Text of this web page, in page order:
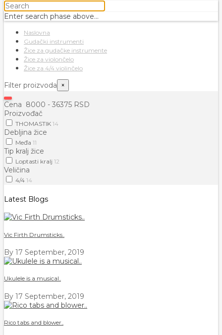
Enter search phase above...
Naslovna
Gudački instrumenti
Žice za gudačke instrumente
Žice za violončelo
Žice za 4/4 violinčelo
Filter proizvoda ×
Cena 8000 - 36375 RSD
Proizvođač
THOMASTIK 14
Debljina žice
Međa 11
Tip kralj žice
Loptasti kralj 12
Veličina
4/​4 14
Latest Blogs
Vic Firth Drumsticks..
By 17 September, 2019
Ukulele is a musical..
By 17 September, 2019
Rico tabs and blower..